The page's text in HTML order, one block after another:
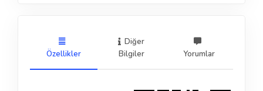
Özellikler
Diğer
Bilgiler
Yorumlar